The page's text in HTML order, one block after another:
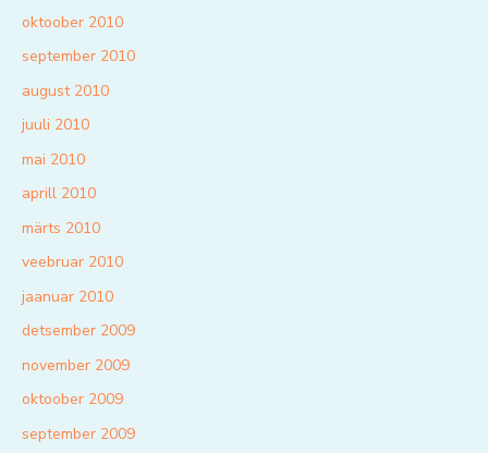
oktoober 2010
september 2010
august 2010
juuli 2010
mai 2010
aprill 2010
märts 2010
veebruar 2010
jaanuar 2010
detsember 2009
november 2009
oktoober 2009
september 2009